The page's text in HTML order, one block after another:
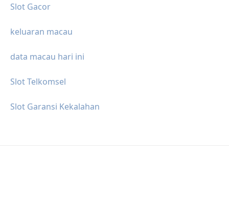
Slot Gacor
keluaran macau
data macau hari ini
Slot Telkomsel
Slot Garansi Kekalahan